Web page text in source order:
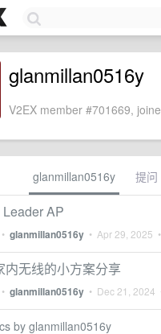
glanmillan0516y
V2EX member #701669,
glanmillan0516y 提问
AP
• glanmillan0516y • Apr 29, 2025
内无线的小方案分享
• glanmillan0516y • Dec 21, 2024
by glanmillan0516y